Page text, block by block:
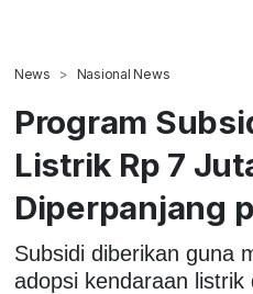
News Nasional News
Program
Listrik Rp 7
Diperpanjang
Subsidi diberikan guna
adopsi kendaraan listrik